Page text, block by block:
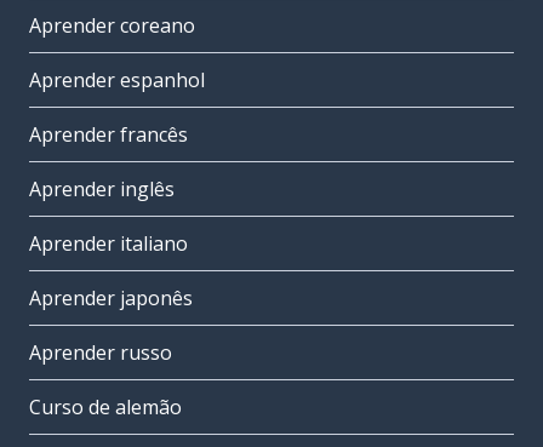
Aprender coreano
Aprender espanhol
Aprender francês
Aprender inglês
Aprender italiano
Aprender japonês
Aprender russo
Curso de alemão